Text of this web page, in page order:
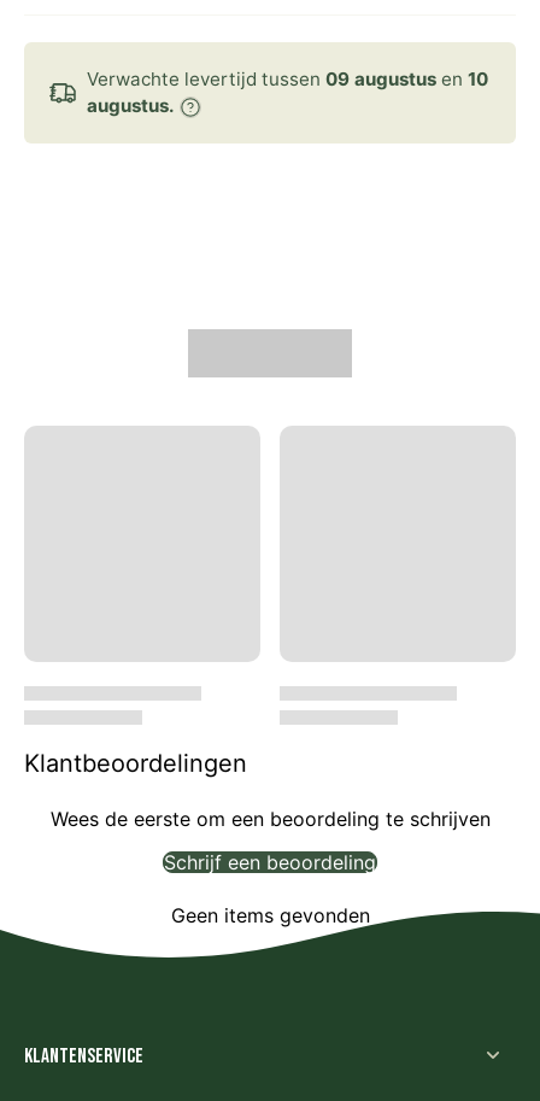
Verwachte levertijd tussen 09 augustus en 10
augustus.
Klantbeoordelingen
Wees de eerste om een beoordeling te schrijven
Schrijf een beoordeling
Geen items gevonden
Klantenservice